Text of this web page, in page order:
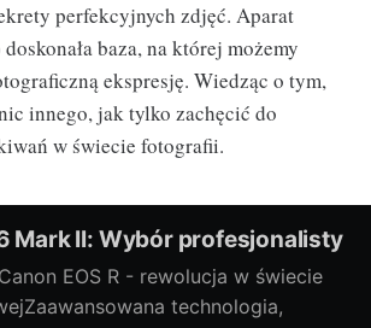
perfekcyjnych zdjęć. Aparat
baza, na której możemy
ekspresję. Wiedząc o tym,
innego, jak tylko zachęcić do
w świecie fotografii.
Mark II: Wybór profesjonalisty
EOS R - rewolucja w świecie
technologia,